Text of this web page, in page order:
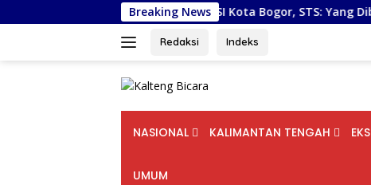
ke
Breaking News
Pelantikan DPD PSI Kota Bogor, STS: Yang Dibutuhkan
Redaksi Indeks
NASIONAL KALIMANTAN TENGAH
UMUM